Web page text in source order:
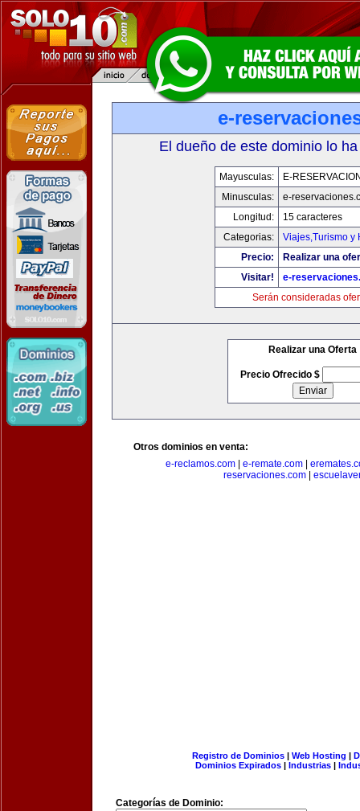
e-
El dueño de este dominio lo
Mayusculas:
E-
Minusculas:
e-
Longitud:
15 caracteres
Categorias:
Viajes,Turismo y
Precio:
Realizar una
Visitar!
e-
Serán consideradas
Realizar una Oferta
Precio Ofrecido $
Otros dominios en venta:
e-reclamos.com| e-remate.com|
reservaciones.com|
Registro de Dominios| Web Hosting |
Dominios Expirados | Industrias |
Categorías de Dominio: